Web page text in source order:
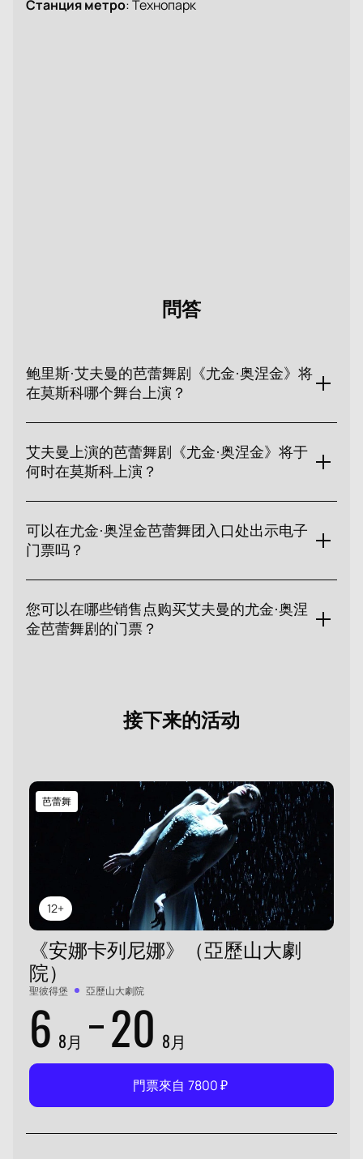
Станция метро:Технопарк
問答
鲍里斯·艾夫曼的芭蕾舞剧《尤金·奥涅金》将
在莫斯科哪个舞台上演？
厅上演，这是首都的主要舞台之一，每位观众都将能够享受舒
适并欣赏舞台上正在发生的壮丽景色。
艾夫曼上演的芭蕾舞剧《尤金·奥涅金》将于
何时在莫斯科上演？
月 28 日在莫斯科上演。赶快在剧院巡演期间观看这部传奇作
品吧。
可以在尤金·奥涅金芭蕾舞团入口处出示电子
门票吗？
蕾舞团。您可以将其打印出来或显示在设备的屏幕上。
您可以在哪些销售点购买艾夫曼的尤金·奥涅
金芭蕾舞剧的门票？
接下来的活动
12+
芭蕾舞
《安娜卡列尼娜》（亞歷山大劇
院）
聖彼得堡 亞歷山大劇院
6 8月 20 8月
門票來自 7800₽